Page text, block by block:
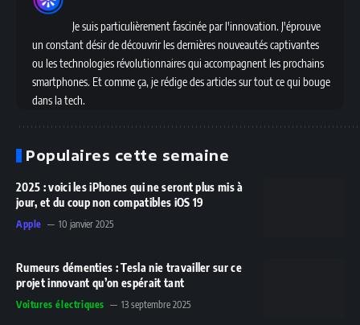
Je suis particulièrement fascinée par l'innovation. J'éprouve
un constant désir de découvrir les dernières nouveautés captivantes
ou les technologies révolutionnaires qui accompagnent les prochains
smartphones. Et comme ça, je rédige des articles sur tout ce qui bouge
dans la tech.
Populaires cette semaine
2025 : voici les iPhones qui ne seront plus mis à
jour, et du coup non compatibles iOS 19
Apple 10 janvier 2025
Rumeurs démenties : Tesla nie travailler sur ce
projet innovant qu’on espérait tant
Voitures électriques 13 septembre 2025